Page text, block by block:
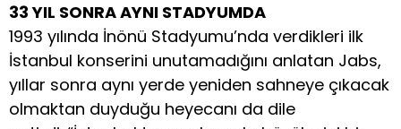
33 YIL SONRA AYNI STADYUMDA
1993 yılında İnönü Stadyumu’nda verdikleri ilk
İstanbul konserini unutamadığını anlatan Jabs,
yıllar sonra aynı yerde yeniden sahneye çıkacak
olmaktan duyduğu heyecanı da dile